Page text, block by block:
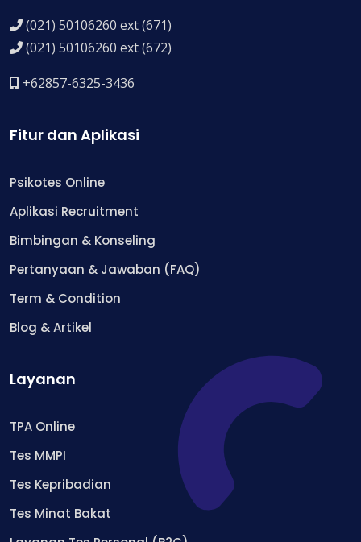
(021) 50106260 ext (671)
(021) 50106260 ext (672)
+62857-6325-3436
Fitur dan Aplikasi
Psikotes Online
Aplikasi Recruitment
Bimbingan & Konseling
Pertanyaan & Jawaban (FAQ)
Term & Condition
Blog & Artikel
Layanan
TPA Online
Tes MMPI
Tes Kepribadian
Tes Minat Bakat